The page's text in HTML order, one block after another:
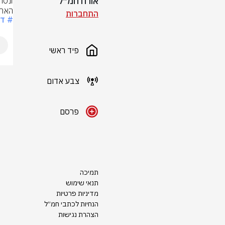
התחברות
פיד ראשי
צבע אדום
פרסם
תמיכה
תנאי שימוש
מדיניות פרטיות
הנחיות לכתבי חמ״ל
הצהרת נגישות
#